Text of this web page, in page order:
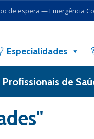
de espera — Emergência
Especialidades
Profissionais de